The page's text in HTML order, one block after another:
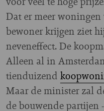
Dat er meer woningen
bewoner krijgen ziet
neveneffect. De
Alleen al in
tienduizend
Maar de minister zal
de bouwende partijen